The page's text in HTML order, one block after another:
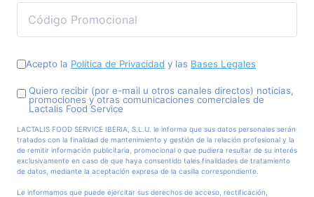
Acepto la Política de Privacidad y las Bases Legales
Quiero recibir (por e-mail u otros canales directos) noticias,
promociones y otras comunicaciones comerciales de
Lactalis Food Service
LACTALIS FOOD SERVICE IBERIA, S.L.U. le informa que sus datos personales serán
tratados con la finalidad de mantenimiento y gestión de la relación profesional y la
de remitir información publicitaria, promocional o que pudiera resultar de su interés
exclusivamente en caso de que haya consentido tales finalidades de tratamiento
de datos, mediante la aceptación expresa de la casilla correspondiente.
Le informamos que puede ejercitar sus derechos de acceso, rectificación,